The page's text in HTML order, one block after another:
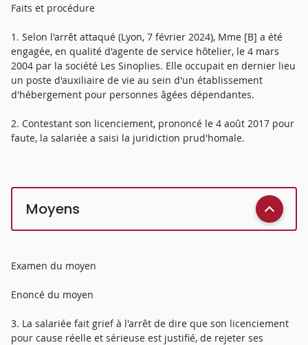
Faits et procédure
1. Selon l'arrêt attaqué (Lyon, 7 février 2024), Mme [B] a été
engagée, en qualité d'agente de service hôtelier, le 4 mars
2004 par la société Les Sinoplies. Elle occupait en dernier lieu
un poste d'auxiliaire de vie au sein d'un établissement
d'hébergement pour personnes âgées dépendantes.
2. Contestant son licenciement, prononcé le 4 août 2017 pour
faute, la salariée a saisi la juridiction prud'homale.
Moyens
Examen du moyen
Enoncé du moyen
3. La salariée fait grief à l'arrêt de dire que son licenciement
pour cause réelle et sérieuse est justifié, de rejeter ses